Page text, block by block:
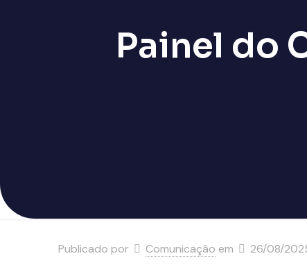
Painel do
Publicado por Comunicação em 26/08/